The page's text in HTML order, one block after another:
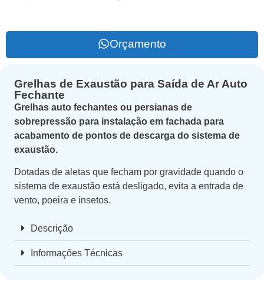
Orçamento
Grelhas de Exaustão para Saída de Ar Auto
Fechante
Grelhas auto fechantes ou persianas de
sobrepressão para instalação em fachada para
acabamento de pontos de descarga do sistema de
exaustão.
Dotadas de aletas que fecham por gravidade quando o
sistema de exaustão está desligado, evita a entrada de
vento, poeira e insetos.
Descrição
Informações Técnicas